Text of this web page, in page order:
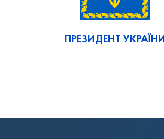
ПРЕЗИДЕНТ УКРАЇНИ